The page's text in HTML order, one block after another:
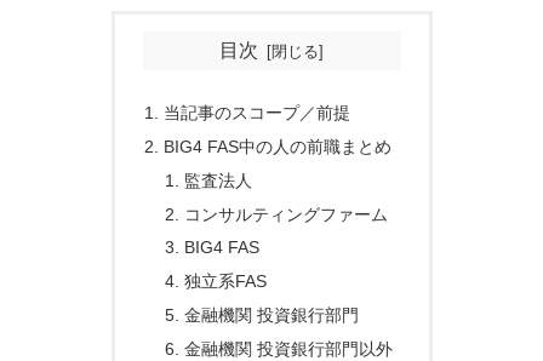
目次
当記事のスコープ／前提
BIG4 FAS中の人の前職まとめ
監査法人
コンサルティングファーム
BIG4 FAS
独立系FAS
金融機関 投資銀行部門
金融機関 投資銀行部門以外